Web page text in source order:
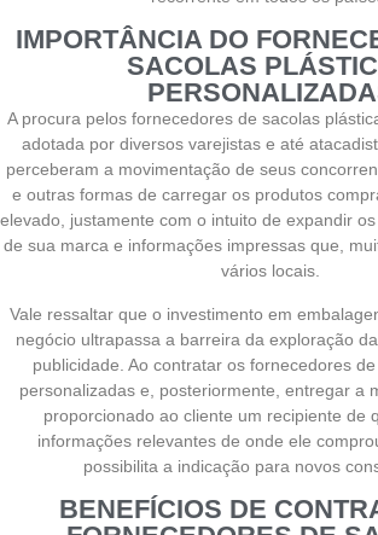
IMPORTÂNCIA DO
SACOLAS
A procura pelos fornecedores de sacolas
adotada por diversos varejistas e até
perceberam a movimentação de seus
e outras formas de carregar os produtos
elevado, justamente com o intuito de expandir
de sua marca e informações impressas que,
vários locais.
Vale ressaltar que o investimento em
negócio ultrapassa a barreira da exploração
publicidade. Ao contratar os fornecedores
personalizadas e, posteriormente, entregar a
proporcionado ao cliente um recipiente de
informações relevantes de onde ele
possibilita a indicação para novos
BENEFÍCIOS DE